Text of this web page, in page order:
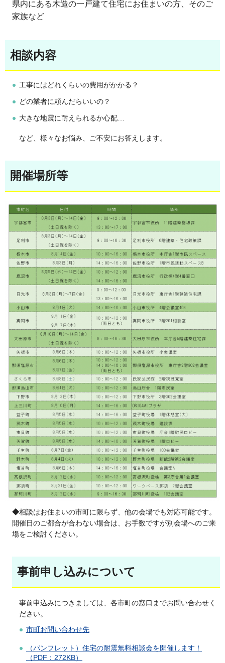
県内にある木造の一戸建て住宅にお住まいの方、そのご
家族など
相談内容
工事にはどれくらいの費用がかかる？
どの業者に頼んだらいいの？
大きな地震に耐えられるか心配…
など、様々なお悩み、ご不安にお答えします。
開催場所等
◆相談はお住まいの市町に限らず、他の会場でも対応可能です。
開催日のご都合が合わない場合は、お手数ですが別会場へのご来
場をご検討ください。
事前申し込みについて
事前申込みにつきましては、各市町の窓口までお問い合わせく
ださい。
市町お問い合わせ先
（パンフレット）住宅の耐震無料相談会を開催します！
（PDF：272KB）